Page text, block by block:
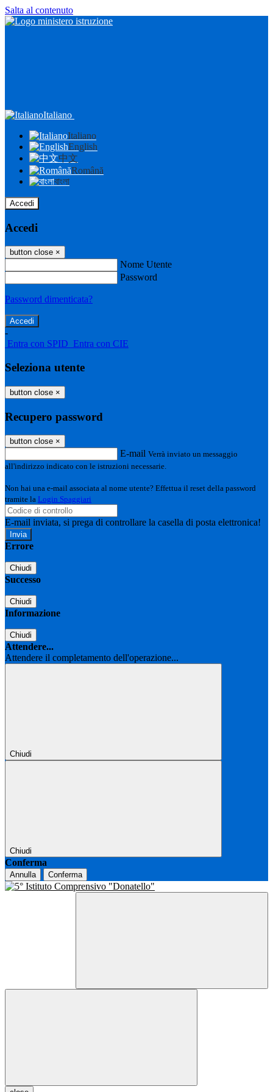
Salta al contenuto
Italiano
Italiano
English
中文
Română
বাংলা
Accedi
Accedi
button close ×
Nome Utente
Password
Password dimenticata?
-
Entra con SPID Entra con CIE
Seleziona utente
button close ×
Recupero password
button close ×
E-mail Verrà inviato un messaggio
all'indirizzo indicato con le istruzioni necessarie.
Non hai una e-mail associata al nome utente? Effettua il reset della password
tramite la Login Spaggiari
E-mail inviata, si prega di controllare la casella di posta elettronica!
Errore
Chiudi
Successo
Chiudi
Informazione
Chiudi
Attendere...
Attendere il completamento dell'operazione...
Chiudi
Chiudi
Conferma
Annulla Conferma